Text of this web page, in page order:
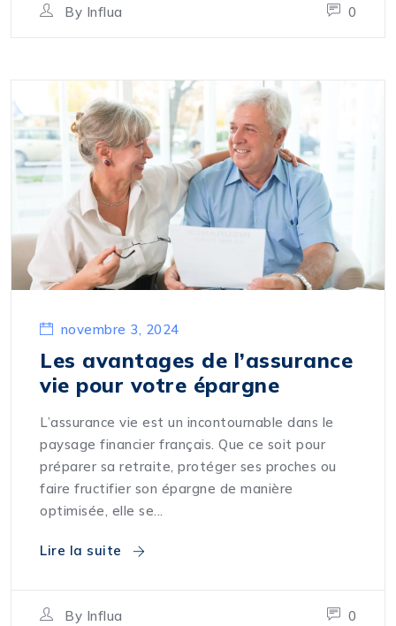
By Influa 0
novembre 3, 2024
Les avantages de l’assurance
vie pour votre épargne
L’assurance vie est un incontournable dans le
paysage financier français. Que ce soit pour
préparer sa retraite, protéger ses proches ou
faire fructifier son épargne de manière
optimisée, elle se...
Lire la suite
By Influa 0